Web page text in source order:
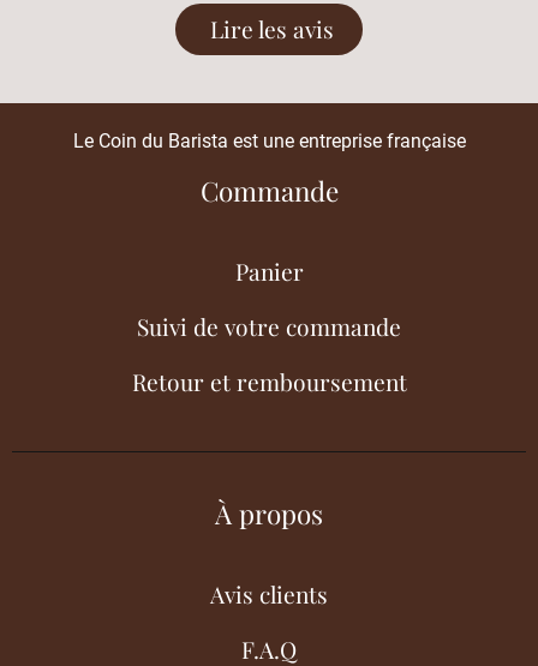
Lire les avis
Le Coin du Barista est une entreprise française
Commande
Panier
Suivi de votre commande
Retour et remboursement
À propos
Avis clients
F.A.Q